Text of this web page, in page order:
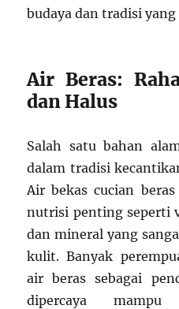
budaya dan tradisi
Air Beras:
dan Halus
Salah satu bahan
dalam tradisi
Air bekas cucian
nutrisi penting seperti
dan mineral yang
kulit. Banyak
air beras sebagai
dipercaya mampu